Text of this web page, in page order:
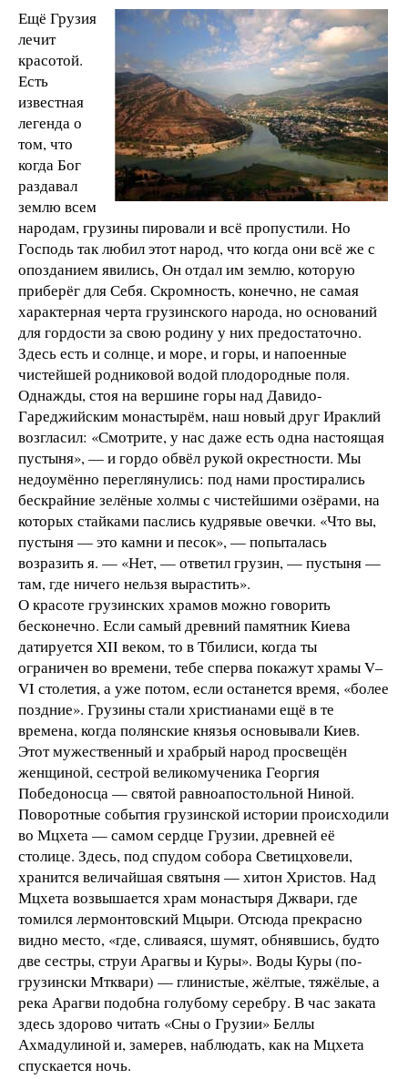
Ещё Грузия
лечит
красотой.
Есть
известная
легенда о
том, что
когда Бог
раздавал
землю всем
народам, грузины пировали и всё пропустили. Но
Господь так любил этот народ, что когда они всё же с
опозданием явились, Он отдал им землю, которую
приберёг для Себя. Скромность, конечно, не самая
характерная черта грузинского народа, но оснований
для гордости за свою родину у них предостаточно.
Здесь есть и солнце, и море, и горы, и напоенные
чистейшей родниковой водой плодородные поля.
Однажды, стоя на вершине горы над Давидо-
Гареджийским монастырём, наш новый друг Ираклий
возгласил: «Смотрите, у нас даже есть одна настоящая
пустыня», — и гордо обвёл рукой окрестности. Мы
недоумённо переглянулись: под нами простирались
бескрайние зелёные холмы с чистейшими озёрами, на
которых стайками паслись кудрявые овечки. «Что вы,
пустыня — это камни и песок», — попыталась
возразить я. — «Нет, — ответил грузин, — пустыня —
там, где ничего нельзя вырастить».
О красоте грузинских храмов можно говорить
бесконечно. Если самый древний памятник Киева
датируется XII веком, то в Тбилиси, когда ты
ограничен во времени, тебе сперва покажут храмы V–
VI столетия, а уже потом, если останется время, «более
поздние». Грузины стали христианами ещё в те
времена, когда полянские князья основывали Киев.
Этот мужественный и храбрый народ просвещён
женщиной, сестрой великомученика Георгия
Победоносца — святой равноапостольной Ниной.
Поворотные события грузинской истории происходили
во Мцхета — самом сердце Грузии, древней её
столице. Здесь, под спудом собора Светицховели,
хранится величайшая святыня — хитон Христов. Над
Мцхета возвышается храм монастыря Джвари, где
томился лермонтовский Мцыри. Отсюда прекрасно
видно место, «где, сливаяся, шумят, обнявшись, будто
две сестры, струи Арагвы и Куры». Воды Куры (по-
грузински Мтквари) — глинистые, жёлтые, тяжёлые, а
река Арагви подобна голубому серебру. В час заката
здесь здорово читать «Сны о Грузии» Беллы
Ахмадулиной и, замерев, наблюдать, как на Мцхета
спускается ночь.